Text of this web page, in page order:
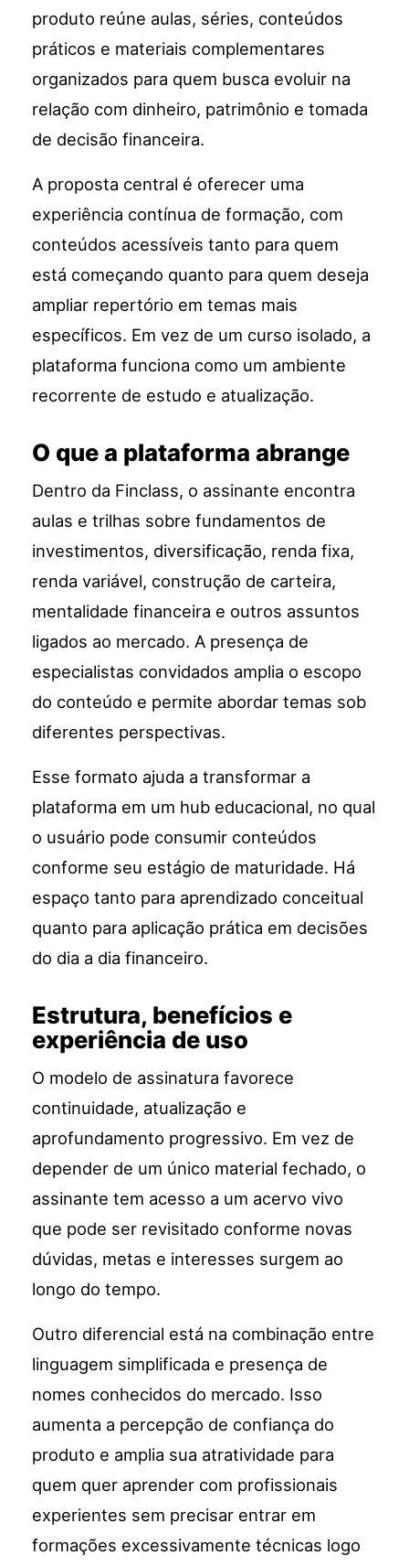
produto reúne aulas, séries, conteúdos
práticos e materiais complementares
organizados para quem busca evoluir na
relação com dinheiro, patrimônio e tomada
de decisão financeira.
A proposta central é oferecer uma
experiência contínua de formação, com
conteúdos acessíveis tanto para quem
está começando quanto para quem deseja
ampliar repertório em temas mais
específicos. Em vez de um curso isolado, a
plataforma funciona como um ambiente
recorrente de estudo e atualização.
O que a plataforma abrange
Dentro da Finclass, o assinante encontra
aulas e trilhas sobre fundamentos de
investimentos, diversificação, renda fixa,
renda variável, construção de carteira,
mentalidade financeira e outros assuntos
ligados ao mercado. A presença de
especialistas convidados amplia o escopo
do conteúdo e permite abordar temas sob
diferentes perspectivas.
Esse formato ajuda a transformar a
plataforma em um hub educacional, no qual
o usuário pode consumir conteúdos
conforme seu estágio de maturidade. Há
espaço tanto para aprendizado conceitual
quanto para aplicação prática em decisões
do dia a dia financeiro.
Estrutura, benefícios e
experiência de uso
O modelo de assinatura favorece
continuidade, atualização e
aprofundamento progressivo. Em vez de
depender de um único material fechado, o
assinante tem acesso a um acervo vivo
que pode ser revisitado conforme novas
dúvidas, metas e interesses surgem ao
longo do tempo.
Outro diferencial está na combinação entre
linguagem simplificada e presença de
nomes conhecidos do mercado. Isso
aumenta a percepção de confiança do
produto e amplia sua atratividade para
quem quer aprender com profissionais
experientes sem precisar entrar em
formações excessivamente técnicas logo